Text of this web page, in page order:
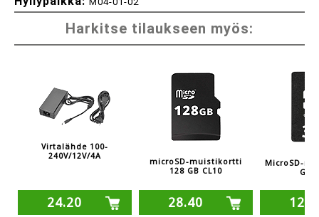
Harkitse tilaukseen myös:
Virtalähde 100-
240V/12V/4A
24.20
microSD-muistikortti
128 GB CL10
28.40
MicroSD-
GB